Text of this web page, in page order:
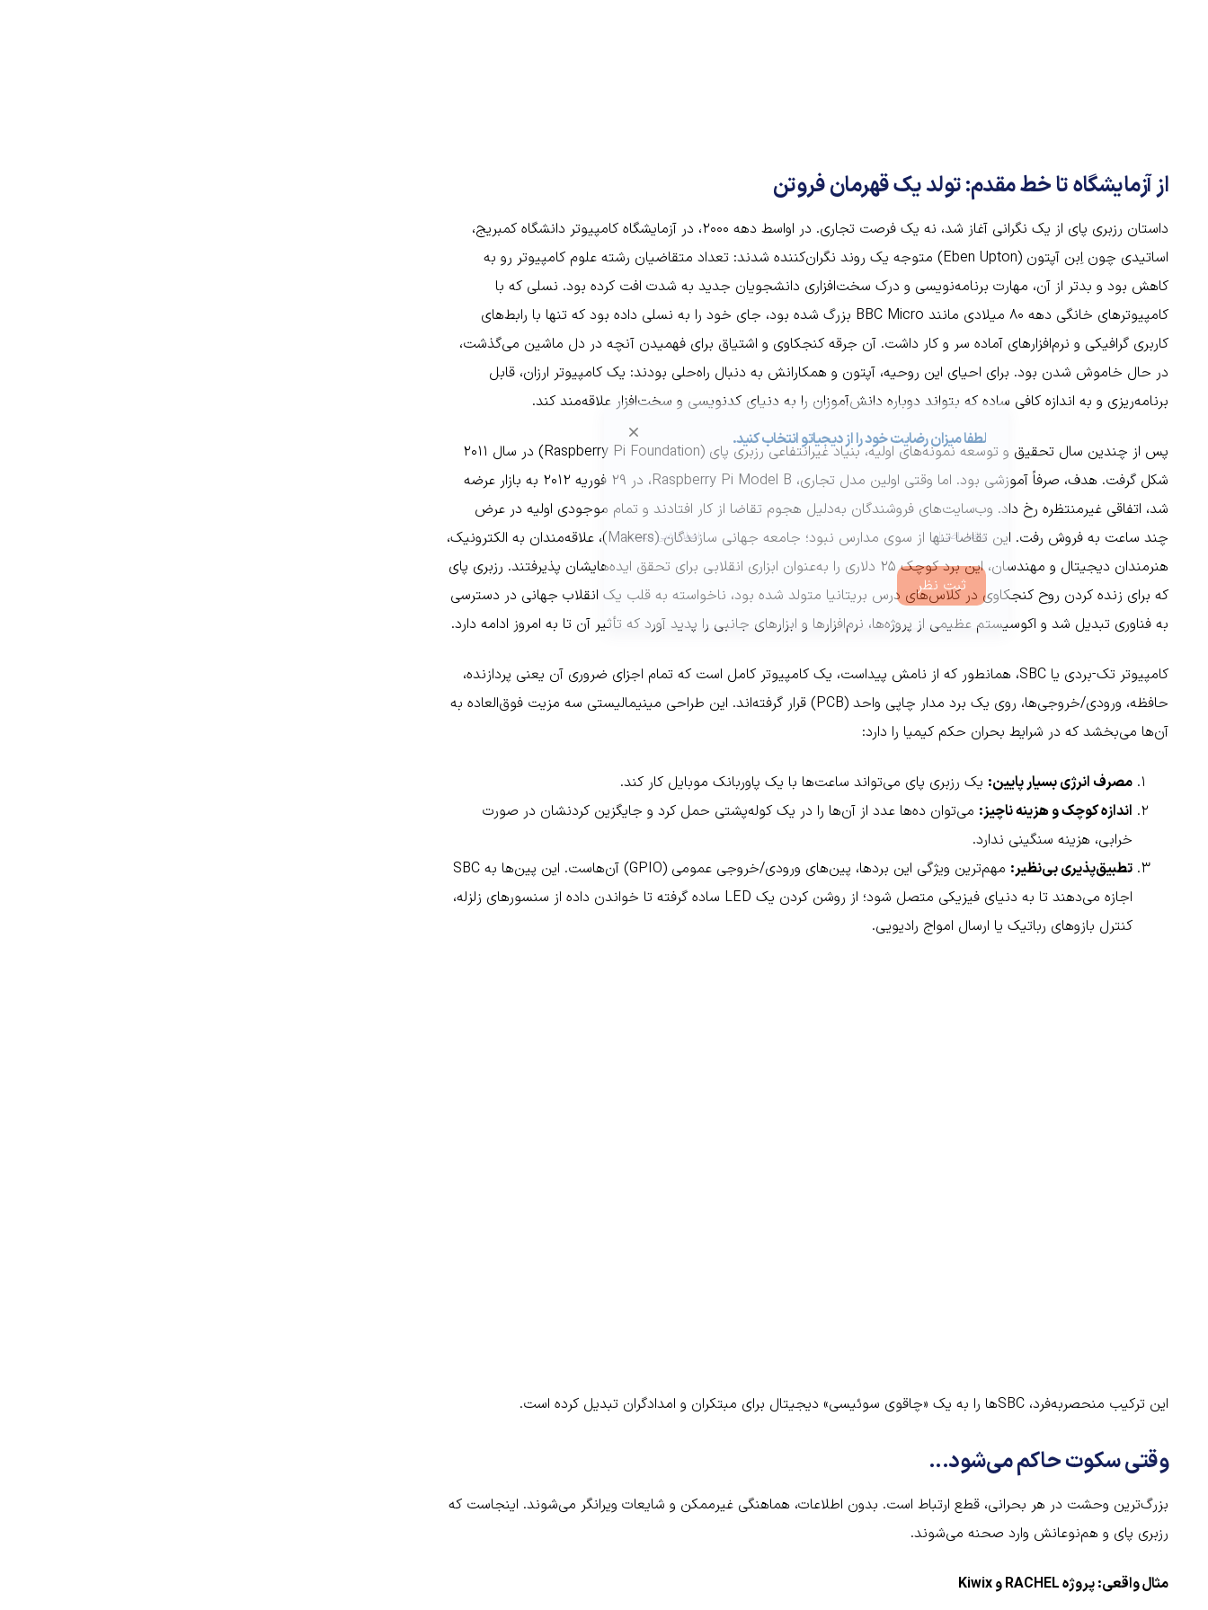
از آزمایشگاه تا خط مقدم: تولد یک قهرمان فروتن
داستان رزبری پای از یک نگرانی آغاز شد، نه یک فرصت تجاری. در اواسط دهه ۲۰۰۰، در آزمایشگاه کامپیوتر دانشگاه کمبریج،
اساتیدی چون اِبن آپتون (Eben Upton) متوجه یک روند نگران‌کننده شدند: تعداد متقاضیان رشته علوم کامپیوتر رو به
کاهش بود و بدتر از آن، مهارت برنامه‌نویسی و درک سخت‌افزاری دانشجویان جدید به شدت افت کرده بود. نسلی که با
کامپیوترهای خانگی دهه ۸۰ میلادی مانند BBC Micro بزرگ شده بود، جای خود را به نسلی داده بود که تنها با رابط‌های
کاربری گرافیکی و نرم‌افزارهای آماده سر و کار داشت. آن جرقه‌ کنجکاوی و اشتیاق برای فهمیدن آنچه در دل ماشین می‌گذشت،
در حال خاموش شدن بود. برای احیای این روحیه، آپتون و همکارانش به دنبال راه‌حلی بودند: یک کامپیوتر ارزان، قابل
برنامه‌ریزی و به اندازه کافی ساده که بتواند دوباره دانش‌آموزان را به دنیای کدنویسی و سخت‌افزار علاقه‌مند کند.
پس از چندین سال تحقیق و توسعه نمونه‌های اولیه، بنیاد غیرانتفاعی رزبری پای (Raspberry Pi Foundation) در سال ۲۰۱۱
شکل گرفت. هدف، صرفاً آموزشی بود. اما وقتی اولین مدل تجاری، Raspberry Pi Model B، در ۲۹ فوریه ۲۰۱۲ به بازار عرضه
شد، اتفاقی غیرمنتظره رخ داد. وب‌سایت‌های فروشندگان به‌دلیل هجوم تقاضا از کار افتادند و تمام موجودی اولیه در عرض
چند ساعت به فروش رفت. این تقاضا تنها از سوی مدارس نبود؛ جامعه جهانی سازندگان (Makers)، علاقه‌مندان به الکترونیک،
هنرمندان دیجیتال و مهندسان، این برد کوچک ۲۵ دلاری را به‌عنوان ابزاری انقلابی برای تحقق ایده‌هایشان پذیرفتند. رزبری پای
که برای زنده کردن روح کنجکاوی در کلاس‌های درس بریتانیا متولد شده بود، ناخواسته به قلب یک انقلاب جهانی در دسترسی
به فناوری تبدیل شد و اکوسیستم عظیمی از پروژه‌ها، نرم‌افزارها و ابزارهای جانبی را پدید آورد که تأثیر آن تا به امروز ادامه دارد.
کامپیوتر تک-بردی یا SBC، همانطور که از نامش پیداست، یک کامپیوتر کامل است که تمام اجزای ضروری آن یعنی پردازنده،
حافظه، ورودی/خروجی‌ها، روی یک برد مدار چاپی واحد (PCB) قرار گرفته‌اند. این طراحی مینیمالیستی سه مزیت فوق‌العاده به
آن‌ها می‌بخشد که در شرایط بحران حکم کیمیا را دارد:
مصرف انرژی بسیار پایین: یک رزبری پای می‌تواند ساعت‌ها با یک پاوربانک موبایل کار کند.
اندازه کوچک و هزینه ناچیز: می‌توان ده‌ها عدد از آن‌ها را در یک کوله‌پشتی حمل کرد و جایگزین کردنشان در صورت
خرابی، هزینه سنگینی ندارد.
تطبیق‌پذیری بی‌نظیر:
مهم‌ترین ویژگی این بردها، پین‌های ورودی/خروجی عمومی (GPIO) آن‌هاست. این پین‌ها به SBC
اجازه می‌دهند تا به دنیای فیزیکی متصل شود؛ از روشن کردن یک LED ساده گرفته تا خواندن داده از سنسورهای زلزله،
کنترل بازوهای رباتیک یا ارسال امواج رادیویی.
این ترکیب منحصربه‌فرد، SBCها را به یک «چاقوی سوئیسی» دیجیتال برای مبتکران و امدادگران تبدیل کرده است.
وقتی سکوت حاکم می‌شود...
بزرگ‌ترین وحشت در هر بحرانی، قطع ارتباط است. بدون اطلاعات، هماهنگی غیرممکن و شایعات ویرانگر می‌شوند. اینجاست که
رزبری پای و هم‌نوعانش وارد صحنه می‌شوند.
مثال واقعی: پروژه RACHEL و Kiwix